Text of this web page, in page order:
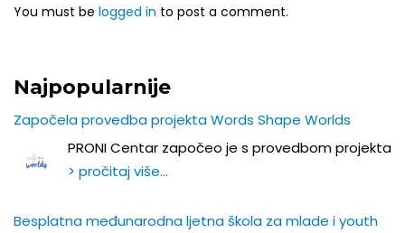
You must be logged in to post a comment.
Najpopularnije
Započela provedba projekta Words Shape Worlds
PRONI Centar započeo je s provedbom projekta
> pročitaj više…
Besplatna međunarodna ljetna škola za mlade i youth